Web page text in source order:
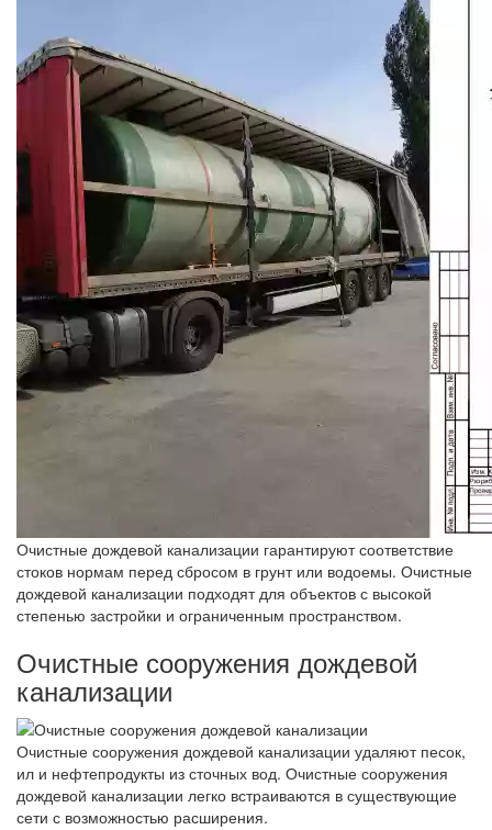
Очистные дождевой канализации гарантируют соответствие
стоков нормам перед сбросом в грунт или водоемы. Очистные
дождевой канализации подходят для объектов с высокой
степенью застройки и ограниченным пространством.
Очистные сооружения дождевой
канализации
Очистные сооружения дождевой канализации удаляют песок,
ил и нефтепродукты из сточных вод. Очистные сооружения
дождевой канализации легко встраиваются в существующие
сети с возможностью расширения.